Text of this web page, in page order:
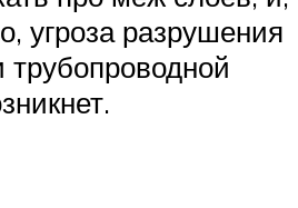
угроза разрушения